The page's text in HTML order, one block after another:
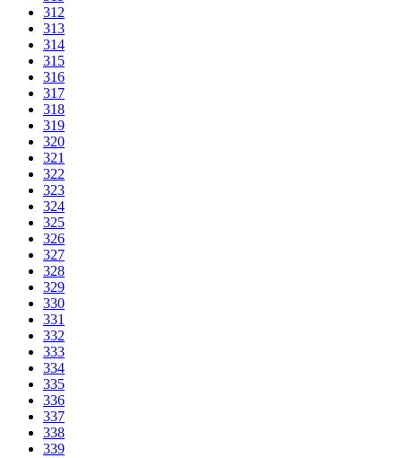
312
313
314
315
316
317
318
319
320
321
322
323
324
325
326
327
328
329
330
331
332
333
334
335
336
337
338
339